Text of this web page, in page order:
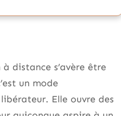
distance s’avère être
un mode
Elle ouvre des